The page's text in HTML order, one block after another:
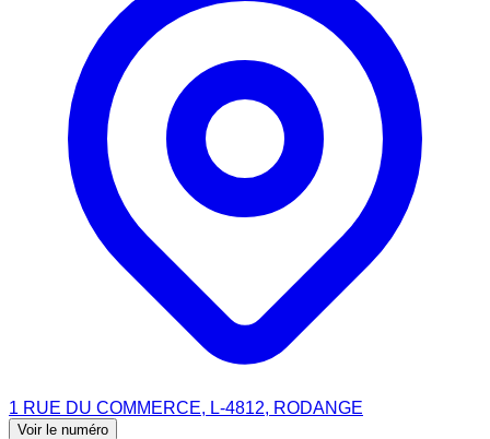
1 RUE DU COMMERCE, L-4812, RODANGE
Voir le numéro